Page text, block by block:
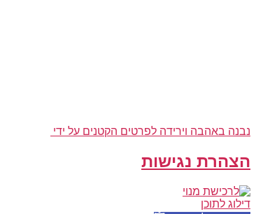
נבנה באהבה וירידה לפרטים הקטנים על ידי
הצהרת נגישות
דילוג לתוכן